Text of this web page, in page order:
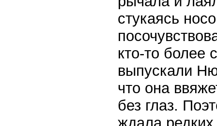
стукаясь
кто-то более
выпускали
что она
без глаз.